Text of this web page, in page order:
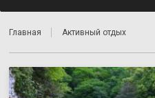
Главная Активный отдых